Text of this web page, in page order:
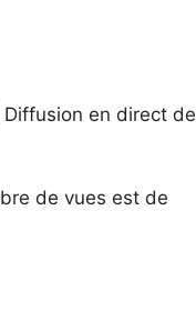
en direct de
de vues est de